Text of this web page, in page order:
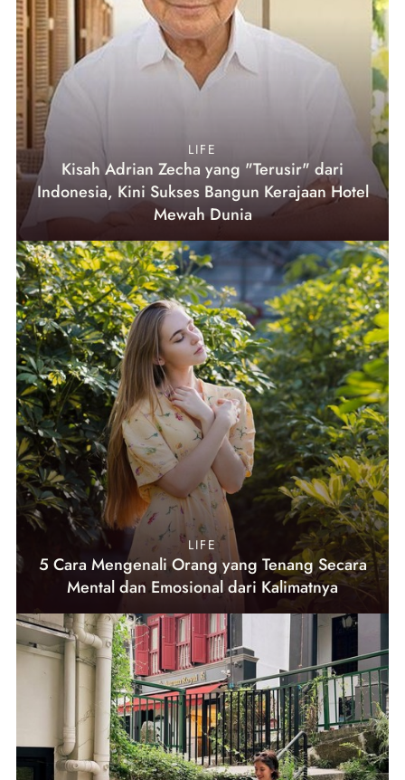
LIFE
Kisah Adrian Zecha yang "Terusir" dari
Indonesia, Kini Sukses Bangun Kerajaan Hotel
Mewah Dunia
LIFE
5 Cara Mengenali Orang yang Tenang Secara
Mental dan Emosional dari Kalimatnya